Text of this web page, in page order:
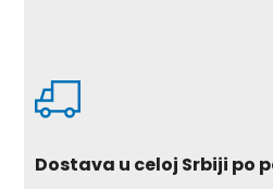
Dostava u celoj Srbiji po